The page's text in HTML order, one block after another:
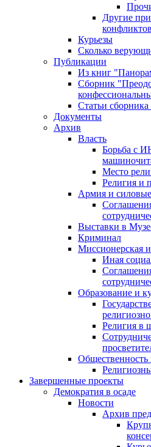
Другие
конфликтов
Курьезы
Сколько
Публикации
Из книг
Сборник
Статьи
Документы
Архив
Власть
Борьба с
Место
Религия и
Армия и
Выставки в
Криминал
Миссионерская и
Иная
Образование и
Религия в
Завершенные проекты
Демократия в осаде
Новости
Архив